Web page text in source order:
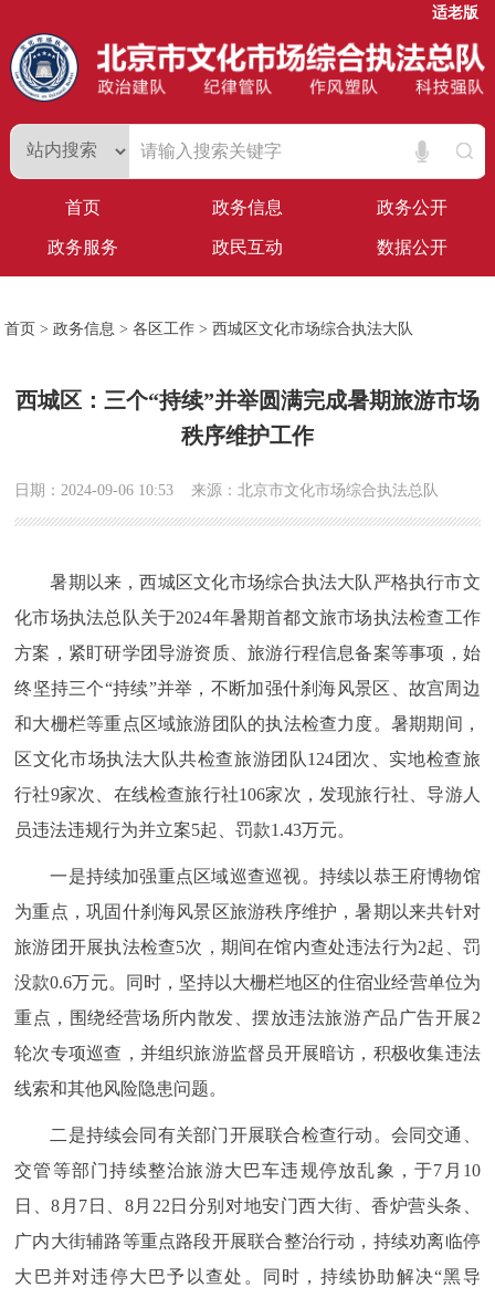
适老版
首页 政务信息 政务公开
政务服务 政民互动 数据公开
首页 >政务信息 >各区工作 > 西城区文化市场综合执法大队
西城区：三个“持续”并举圆满完成暑期旅游市场
秩序维护工作
日期：2024-09-06 10:53 来源：北京市文化市场综合执法总队
暑期以来，西城区文化市场综合执法大队严格执行市文
化市场执法总队关于2024年暑期首都文旅市场执法检查工作
方案，紧盯研学团导游资质、旅游行程信息备案等事项，始
终坚持三个“持续”并举，不断加强什刹海风景区、故宫周边
和大栅栏等重点区域旅游团队的执法检查力度。暑期期间，
区文化市场执法大队共检查旅游团队124团次、实地检查旅
行社9家次、在线检查旅行社106家次，发现旅行社、导游人
员违法违规行为并立案5起、罚款1.43万元。
一是持续加强重点区域巡查巡视。持续以恭王府博物馆
为重点，巩固什刹海风景区旅游秩序维护，暑期以来共针对
旅游团开展执法检查5次，期间在馆内查处违法行为2起、罚
没款0.6万元。同时，坚持以大栅栏地区的住宿业经营单位为
重点，围绕经营场所内散发、摆放违法旅游产品广告开展2
轮次专项巡查，并组织旅游监督员开展暗访，积极收集违法
线索和其他风险隐患问题。
二是持续会同有关部门开展联合检查行动。会同交通、
交管等部门持续整治旅游大巴车违规停放乱象，于7月10
日、8月7日、8月22日分别对地安门西大街、香炉营头条、
广内大街辅路等重点路段开展联合整治行动，持续劝离临停
大巴并对违停大巴予以查处。同时，持续协助解决“黑导